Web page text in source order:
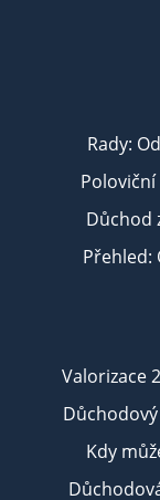
Rady:
Důchod
Přehled:
Valorizace
Kdy